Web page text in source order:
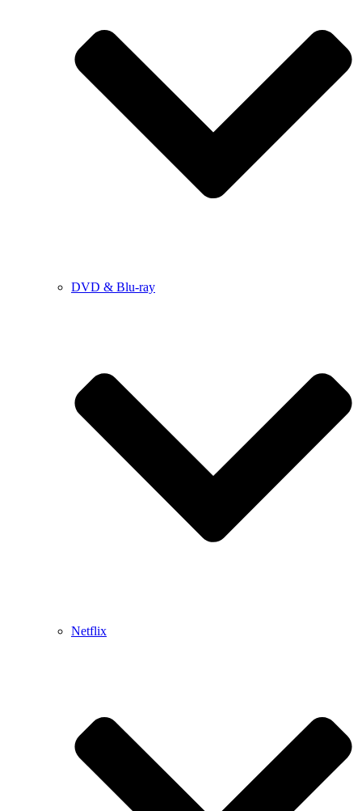
DVD & Blu-ray
Netflix